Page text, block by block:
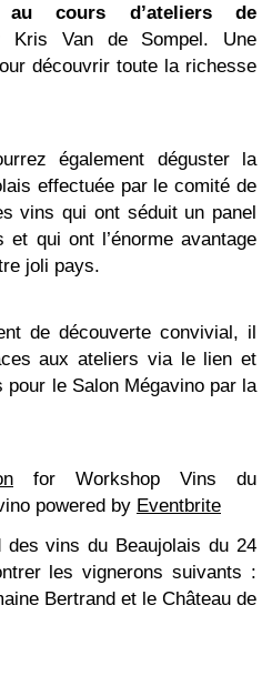
cours d’ateliers de
Kris Van de Sompel. Une
découvrir toute la richesse
également déguster la
effectuée par le comité de
vins qui ont séduit un panel
et qui ont l’énorme avantage
joli pays.
de découverte convivial, il
aux ateliers via le lien et
le Salon Mégavino par la
for Workshop Vins du
powered by Eventbrite
vins du Beaujolais du 24
les vignerons suivants :
Bertrand et le Château de